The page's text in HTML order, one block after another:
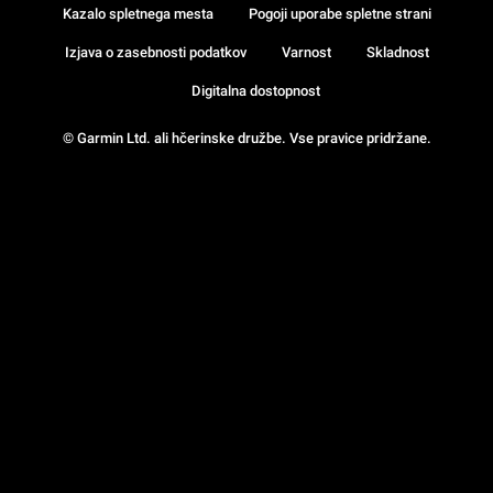
© Garmin Ltd. ali hčerinske družbe. Vse pravice pridržane.
Kazalo spletnega mesta Pogoji uporabe spletne strani
Izjava o zasebnosti podatkov Varnost Skladnost
Digitalna dostopnost